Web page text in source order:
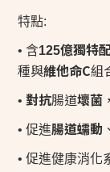
特點:
• 含125億獨特
種與維他命C組
• 對抗腸道壞菌
• 促進腸道蠕動
• 促進健康消化